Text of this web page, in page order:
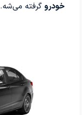
خودروگرفته می‌شه.